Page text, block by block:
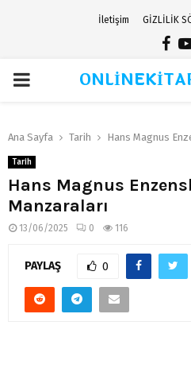
İletişim GİZLİLİK
PRIMARY
Ana Sayfa Tarih Hans Magnus
Tarih
Hans Magnus
Manzaraları
13/06/2025 0 116
PAYLAŞ 0